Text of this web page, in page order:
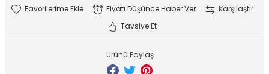
Fiyatı Düşünce Haber Ver
Karşılaştır
Tavsiye Et
Ürünü Paylaş